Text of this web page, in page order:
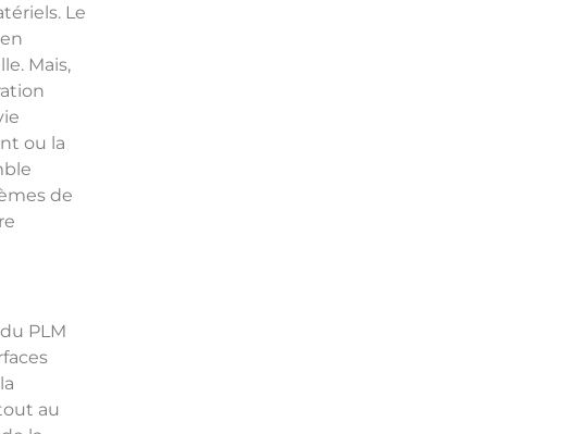
Le
Mais,
ou la
de
PLM
au